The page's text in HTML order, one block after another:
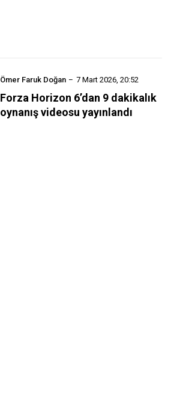
Ömer Faruk Doğan 7 Mart 2026, 20:52
Forza Horizon 6’dan 9 dakikalık
oynanış videosu yayınlandı